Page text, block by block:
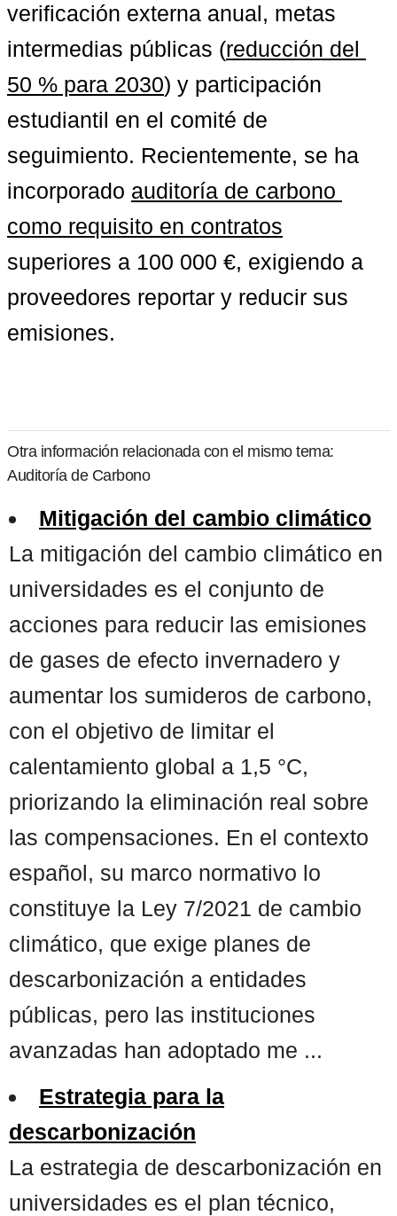
verificación externa anual, metas
intermedias públicas (reducción del
50 % para 2030) y participación
estudiantil en el comité de
seguimiento. Recientemente, se ha
incorporado auditoría de carbono
como requisito en contratos
superiores a 100 000 €, exigiendo a
proveedores reportar y reducir sus
emisiones.
Otra información relacionada con el mismo tema:
Auditoría de Carbono
Mitigación del cambio climático
La mitigación del cambio climático en
universidades es el conjunto de
acciones para reducir las emisiones
de gases de efecto invernadero y
aumentar los sumideros de carbono,
con el objetivo de limitar el
calentamiento global a 1,5 °C,
priorizando la eliminación real sobre
las compensaciones. En el contexto
español, su marco normativo lo
constituye la Ley 7/2021 de cambio
climático, que exige planes de
descarbonización a entidades
públicas, pero las instituciones
avanzadas han adoptado me ...
Estrategia para la
descarbonización
La estrategia de descarbonización en
universidades es el plan técnico,